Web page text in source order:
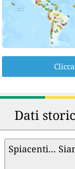
Dati
Spiacenti...